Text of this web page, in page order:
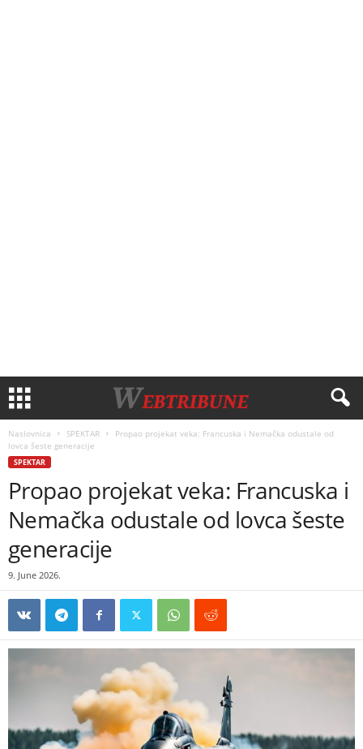
Naslovnica SPEKTAR
Propao projekat veka: Francuska i Nemačka odustale od
lovca šeste generacije
SPEKTAR
Propao projekat veka: Francuska i
Nemačka odustale od lovca šeste
generacije
9. June 2026.